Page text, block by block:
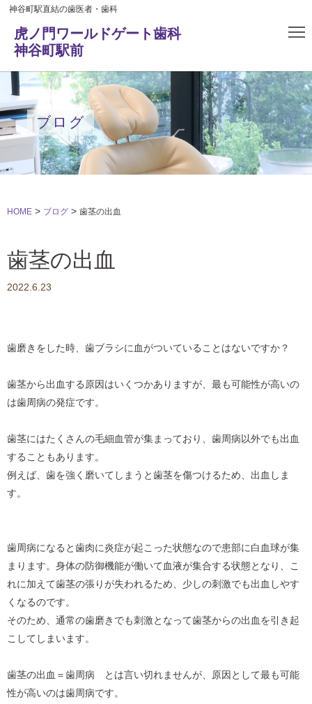
神谷町駅直結の歯医者・歯科
虎ノ門ワールドゲート歯科
神谷町駅前
ブログ
HOME> ブログ> 歯茎の出血
歯茎の出血
2022.6.23
歯磨きをした時、歯ブラシに血がついていることはないですか？
歯茎から出血する原因はいくつかありますが、最も可能性が高いの
は歯周病の発症です。
歯茎にはたくさんの毛細血管が集まっており、歯周病以外でも出血
することもあります。
例えば、歯を強く磨いてしまうと歯茎を傷つけるため、出血しま
す。
歯周病になると歯肉に炎症が起こった状態なので患部に白血球が集
まります。身体の防御機能が働いて血液が集合する状態となり、こ
れに加えて歯茎の張りが失われるため、少しの刺激でも出血しやす
くなるのです。
そのため、通常の歯磨きでも刺激となって歯茎からの出血を引き起
こしてしまいます。
歯茎の出血＝歯周病 とは言い切れませんが、原因として最も可能
性が高いのは歯周病です。